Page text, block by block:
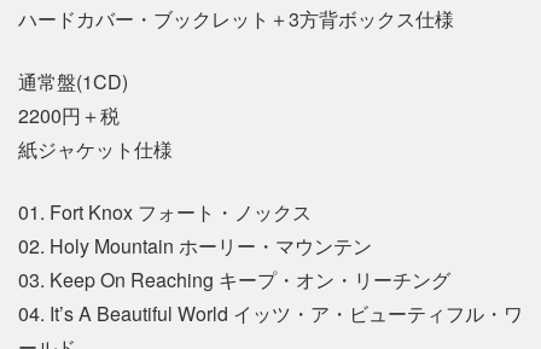
ハードカバー・ブックレット＋3方背ボックス仕様
通常盤(1CD)
2200円＋税
紙ジャケット仕様
01. Fort Knox フォート・ノックス
02. Holy Mountain ホーリー・マウンテン
03. Keep On Reaching キープ・オン・リーチング
04. It’s A Beautiful World イッツ・ア・ビューティフル・ワ